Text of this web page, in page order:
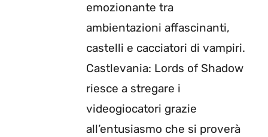
emozionante tra
ambientazioni affascinanti,
castelli e cacciatori di vampiri.
Castlevania: Lords of Shadow
riesce a stregare i
videogiocatori grazie
all’entusiasmo che si proverà